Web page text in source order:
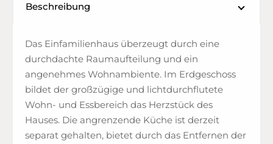
Beschreibung
Das Einfamilienhaus überzeugt durch eine
durchdachte Raumaufteilung und ein
angenehmes Wohnambiente. Im Erdgeschoss
bildet der großzügige und lichtdurchflutete
Wohn- und Essbereich das Herzstück des
Hauses. Die angrenzende Küche ist derzeit
separat gehalten, bietet durch das Entfernen der